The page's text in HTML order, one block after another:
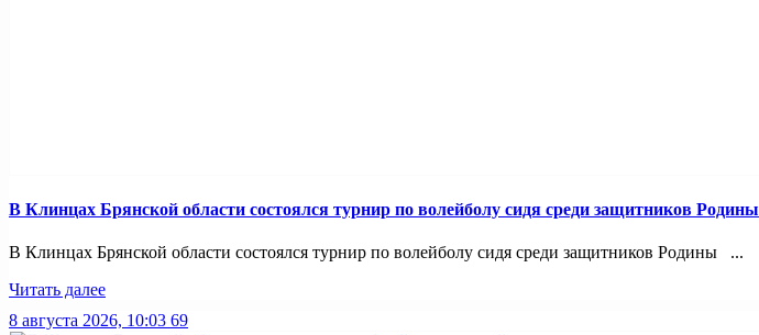
В Клинцах Брянской области состоялся турнир по волейболу сидя среди защитников Родины
В Клинцах Брянской области состоялся турнир по волейболу сидя среди защитников Родины ...
Читать далее
8 августа 2026, 10:03 69